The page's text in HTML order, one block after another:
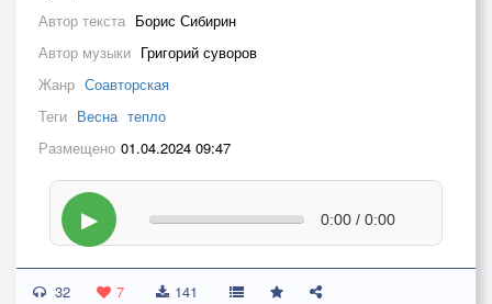
Автор текста Борис Сибирин
Автор музыки Григорий суворов
Жанр Соавторская
Теги Весна тепло
Размещено 01.04.2024 09:47
▶ 0:00 / 0:00
32 7 141